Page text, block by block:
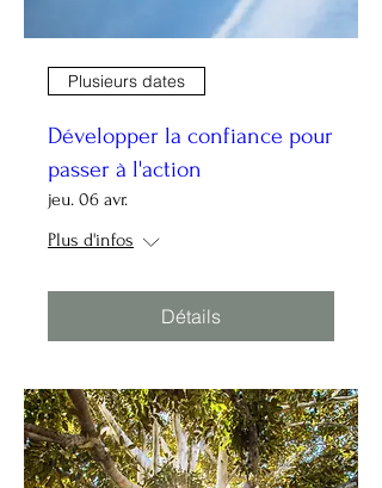
Plusieurs dates
Développer la confiance pour
passer à l'action
jeu. 06 avr.
Plus d'infos
Détails